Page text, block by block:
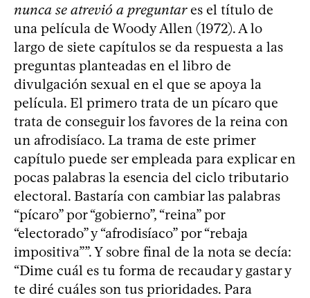
nunca se atrevió a preguntares el título de
una película de Woody Allen (1972). A lo
largo de siete capítulos se da respuesta a las
preguntas planteadas en el libro de
divulgación sexual en el que se apoya la
película. El primero trata de un pícaro que
trata de conseguir los favores de la reina con
un afrodisíaco. La trama de este primer
capítulo puede ser empleada para explicar en
pocas palabras la esencia del ciclo tributario
electoral. Bastaría con cambiar las palabras
“pícaro” por “gobierno”, “reina” por
“electorado” y “afrodisíaco” por “rebaja
impositiva””. Y sobre final de la nota se decía:
“Dime cuál es tu forma de recaudar y gastar y
te diré cuáles son tus prioridades. Para